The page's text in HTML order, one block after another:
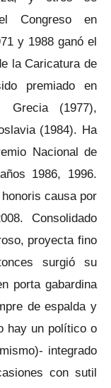
Congreso en
y 1988 ganó el
la Caricatura de
premiado en
Grecia (1977),
(1984). Ha
Nacional de
1986, 1996.
causa por
Consolidado
proyecta fino
surgió su
porta gabardina
de espalda y
hay un político o
integrado
con sutil